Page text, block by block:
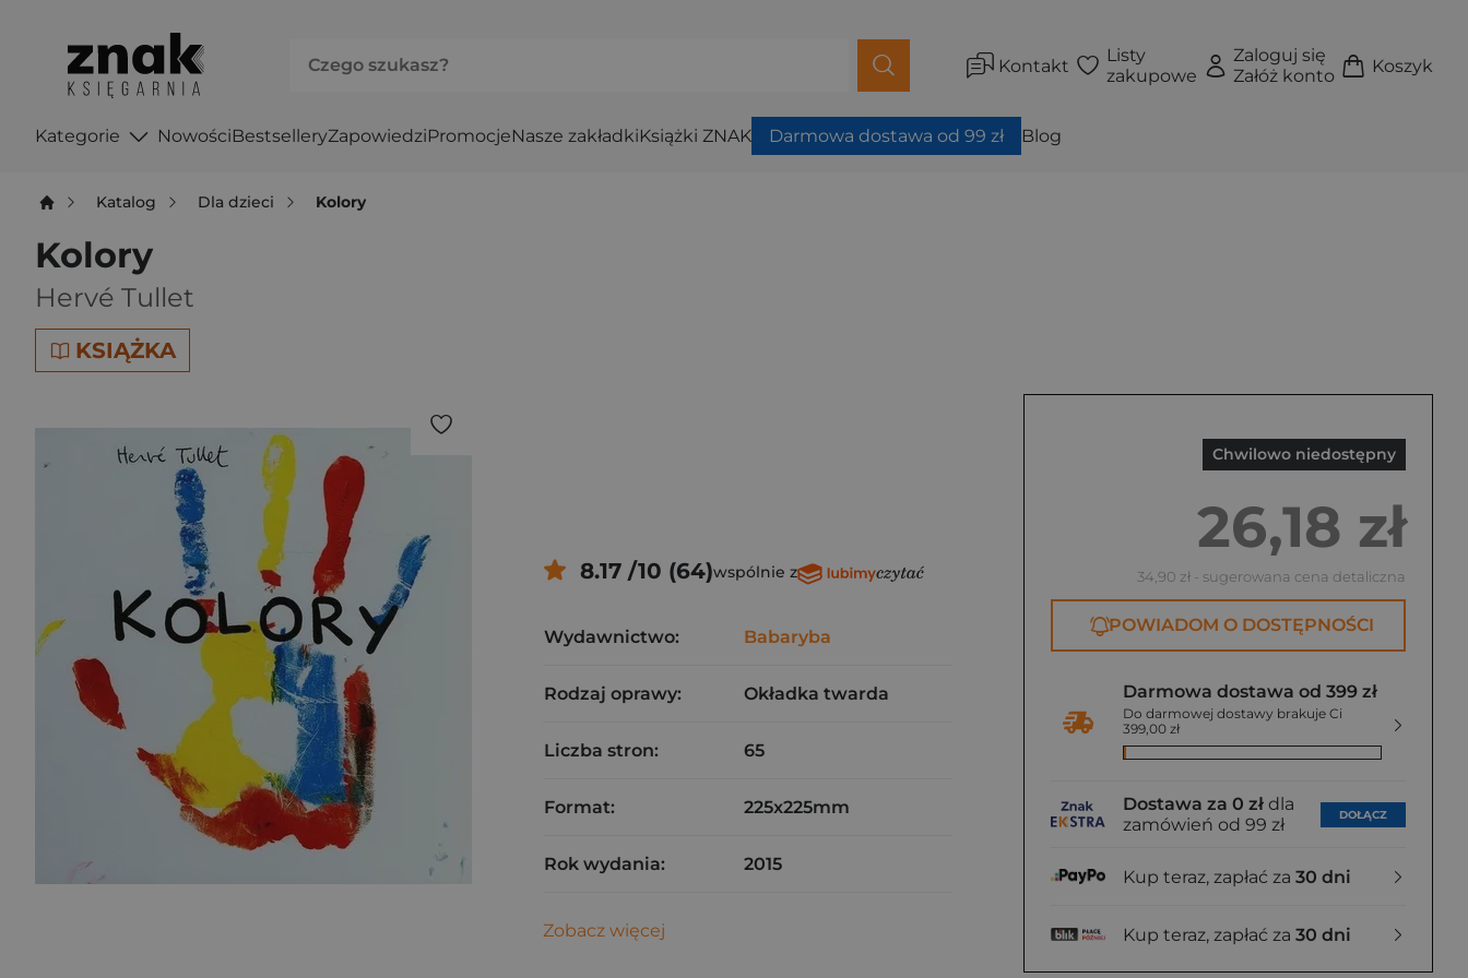
Kontakt
Listy
zakupowe
Zaloguj się
Załóż konto
Koszyk
Kategorie NowościBestselleryZapowiedziPromocjeNasze zakładkiKsiążki ZNAK Darmowa dostawa od 99 zł Blog
Katalog Dla dzieci Kolory
Kolory
Hervé Tullet
KSIĄŻKA
Chwilowo niedostępny
26,18 zł
34,90 zł - sugerowana cena detaliczna
POWIADOM O DOSTĘPNOŚCI
Darmowa dostawa od 399 zł
Do darmowej dostawy brakuje Ci
399,00 zł
Dostawa za 0 zł dla
zamówień od 99 zł
DOŁĄCZ
Kup teraz, zapłać za 30 dni
Kup teraz, zapłać za 30 dni
8.17 /10 (64)wspólnie z
Wydawnictwo: Babaryba
Rodzaj oprawy: Okładka twarda
Liczba stron: 65
Format: 225x225mm
Rok wydania: 2015
Zobacz więcej